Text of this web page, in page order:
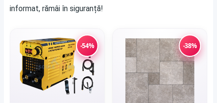
informat, rămâi în siguranță!
-54% -38%